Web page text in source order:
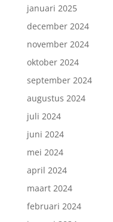
januari 2025
december 2024
november 2024
oktober 2024
september 2024
augustus 2024
juli 2024
juni 2024
mei 2024
april 2024
maart 2024
februari 2024